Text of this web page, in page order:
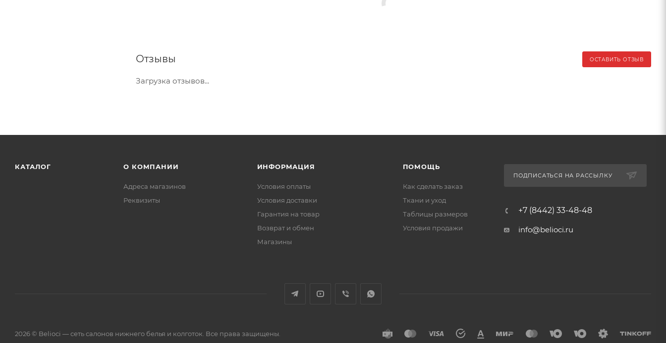
Отзывы ОСТАВИТЬ ОТЗЫВ
Загрузка отзывов...
КАТАЛОГ О КОМПАНИИ
Адреса магазинов
Реквизиты
ИНФОРМАЦИЯ
Условия оплаты
Условия доставки
Гарантия на товар
Возврат и обмен
Магазины
ПОМОЩЬ
Как сделать заказ
Ткани и уход
Таблицы размеров
Условия продажи
ПОДПИСАТЬСЯ НА РАССЫЛКУ
+7 (8442) 33-48-48
info@belioci.ru
2026 © Belioci — сеть салонов нижнего белья и колготок. Все права защищены.